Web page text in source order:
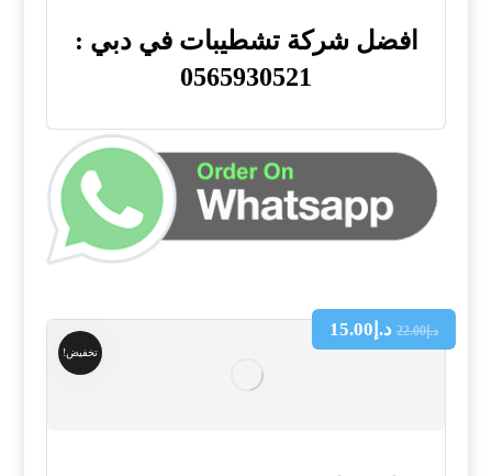
افضل شركة تشطيبات في دبي :
0565930521
تخفيض!
د.إ22.00 د.إ 15.00